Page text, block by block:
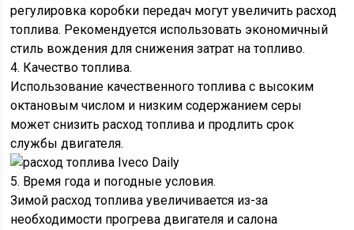
регулировка коробки передач могут увеличить расход
топлива. Рекомендуется использовать экономичный
стиль вождения для снижения затрат на топливо.
4. Качество топлива.
Использование качественного топлива с высоким
октановым числом и низким содержанием серы
может снизить расход топлива и продлить срок
службы двигателя.
5. Время года и погодные условия.
Зимой расход топлива увеличивается из-за
необходимости прогрева двигателя и салона